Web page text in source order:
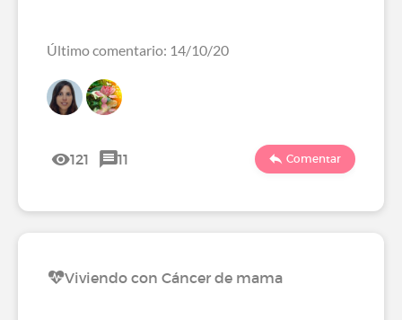
Último comentario: 14/10/20
121 11 Comentar
Viviendo con Cáncer de mama